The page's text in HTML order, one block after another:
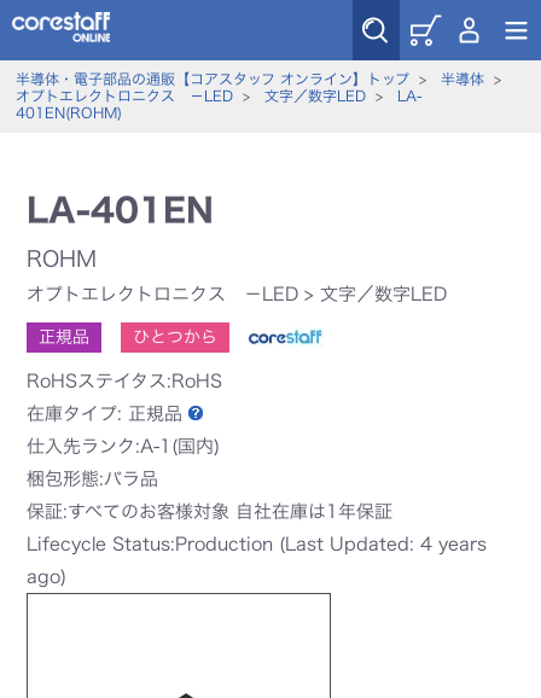
半導体・電子部品の通販【コアスタッフ オンライン】トップ> 半導体>
オプトエレクトロニクス －LED> 文字／数字LED>
LA-
401EN(ROHM)
LA-401EN
ROHM
オプトエレクトロニクス －LED >文字／数字LED
正規品 ひとつから
RoHSステイタス:RoHS
在庫タイプ: 正規品
仕入先ランク:A-1(国内)
梱包形態:バラ品
保証:すべてのお客様対象 自社在庫は1年保証
Lifecycle Status:Production (Last Updated: 4 years
ago)